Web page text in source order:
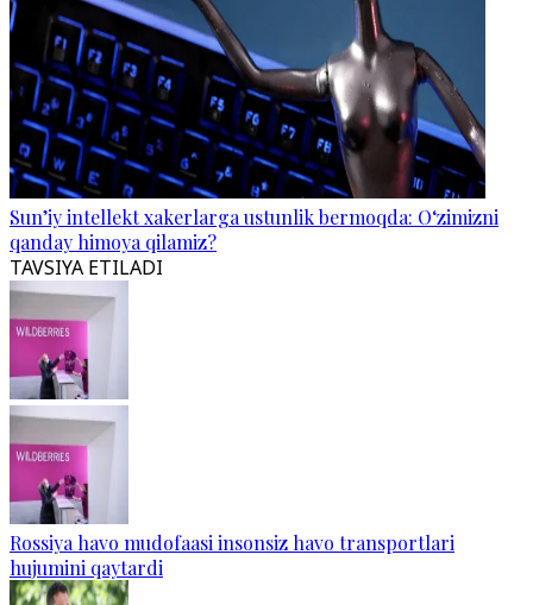
Sun’iy intellekt xakerlarga ustunlik bermoqda: O‘zimizni
qanday himoya qilamiz?
TAVSIYA ETILADI
Rossiya havo mudofaasi insonsiz havo transportlari
hujumini qaytardi